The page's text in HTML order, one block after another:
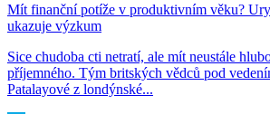
Mít finanční potíže v produktivním věku?
ukazuje výzkum
Sice chudoba cti netratí, ale mít neustále
příjemného. Tým britských vědců pod
Patalayové z londýnské...